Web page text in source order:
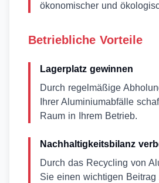
ökonomischer und
Betriebliche Vorteile
Lagerplatz gewinnen
Durch regelmäßige
Ihrer Aluminiumabfälle
Raum in Ihrem Betrieb.
Nachhaltigkeitsbilanz
Durch das Recycling von
Sie einen wichtigen Beitrag